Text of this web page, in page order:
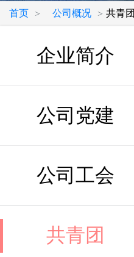
首页 > 公司概况 > 共青团
企业简介
公司党建
公司工会
共青团